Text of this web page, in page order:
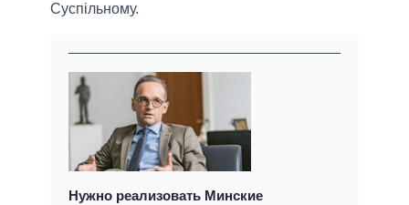
Суспільному.
Нужно реализовать Минские